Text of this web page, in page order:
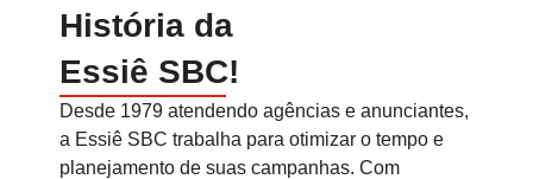
História da
Essiê SBC!
Desde 1979 atendendo agências e anunciantes,
a Essiê SBC trabalha para otimizar o tempo e
planejamento de suas campanhas. Com